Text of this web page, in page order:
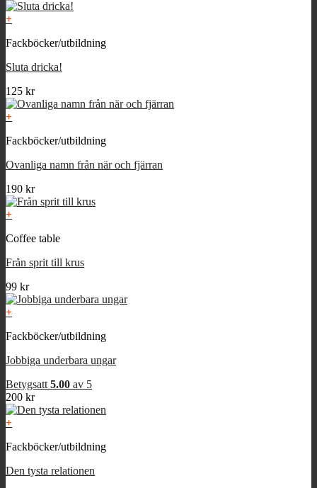
+
Fackböcker/utbildning
Sluta dricka!
125 kr
+
Fackböcker/utbildning
Ovanliga namn från när och fjärran
190 kr
+
Coffee table
Från sprit till krus
99 kr
+
Fackböcker/utbildning
Jobbiga underbara ungar
Betygsatt 5.00 av 5
200 kr
+
Fackböcker/utbildning
Den tysta relationen